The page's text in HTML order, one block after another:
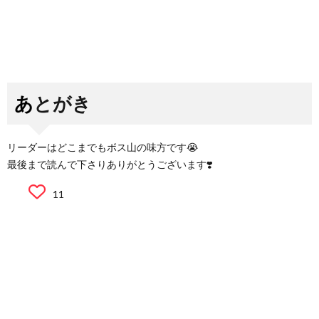
あとがき
リーダーはどこまでもボス山の味方です😭
最後まで読んで下さりありがとうございます❣️
11